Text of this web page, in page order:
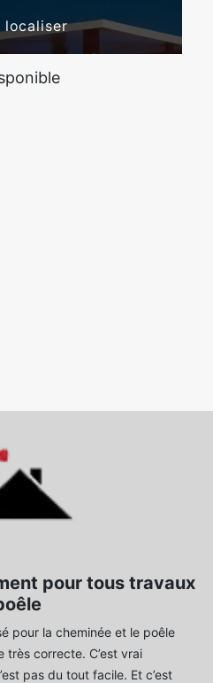
localiser
pour tous travaux
pour la cheminée et le poêle
très correcte. C’est vrai
pas du tout facile. Et c’est